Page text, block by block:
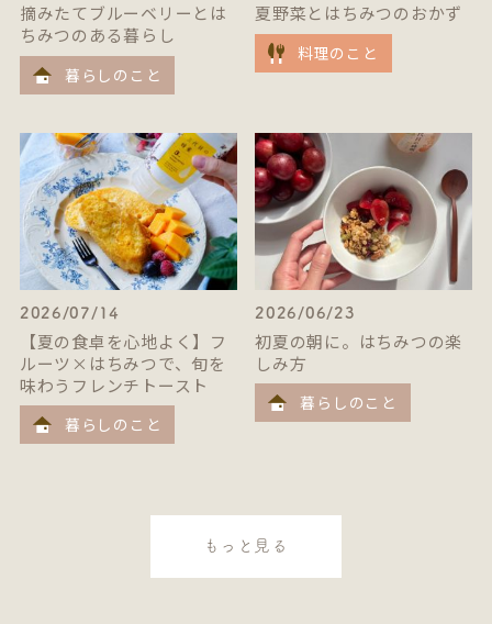
摘みたてブルーベリーとは
ちみつのある暮らし
暮らしのこと
夏野菜とはちみつのおかず
料理のこと
2026/07/14
【夏の食卓を心地よく】フ
ルーツ×はちみつで、旬を
味わうフレンチトースト
暮らしのこと
2026/06/23
初夏の朝に。はちみつの楽
しみ方
暮らしのこと
もっと見る